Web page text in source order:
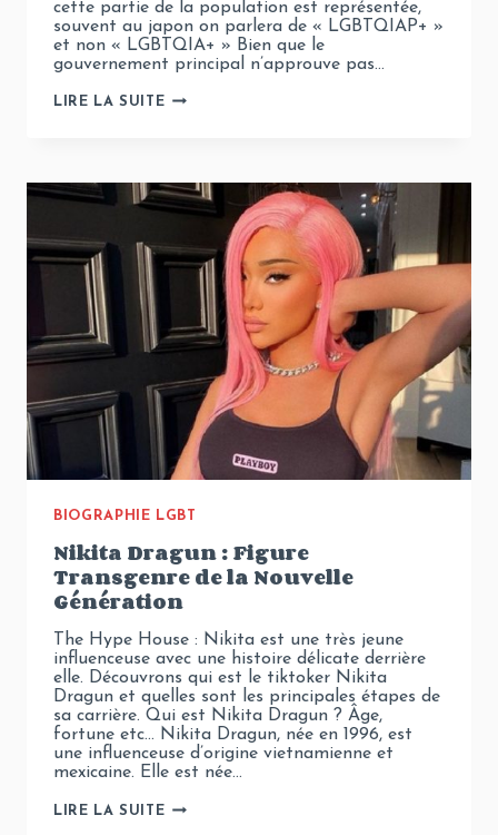
cette partie de la population est représentée,
souvent au japon on parlera de « LGBTQIAP+ »
et non « LGBTQIA+ » Bien que le
gouvernement principal n’approuve pas…
LIRE LA SUITEREPRÉSENTATION
AU
JAPON
BIOGRAPHIE LGBT
Nikita Dragun : Figure
Transgenre de la Nouvelle
Génération
The Hype House : Nikita est une très jeune
influenceuse avec une histoire délicate derrière
elle. Découvrons qui est le tiktoker Nikita
Dragun et quelles sont les principales étapes de
sa carrière. Qui est Nikita Dragun ? Âge,
fortune etc… Nikita Dragun, née en 1996, est
une influenceuse d’origine vietnamienne et
mexicaine. Elle est née…
LIRE LA SUITENIKITA